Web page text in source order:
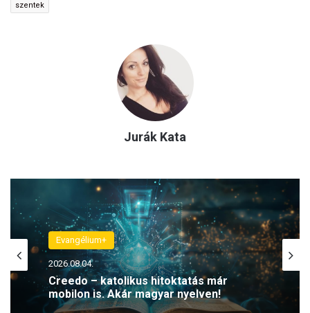
szentek
Jurák Kata
Evangélium+
2026.08.04.
Creedo – katolikus hitoktatás már
mobilon is. Akár magyar nyelven!